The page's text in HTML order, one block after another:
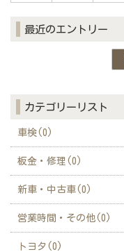
最近のエントリー
カテゴリーリスト
車検(0)
板金・修理(0)
新車・中古車(0)
営業時間・その他(0)
トヨタ(0)